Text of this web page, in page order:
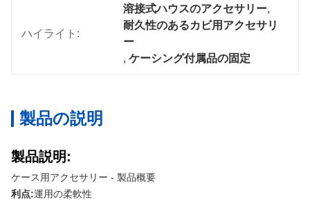
ハイライト:
溶接式ハウスのアクセサリー,
耐久性のあるカビ用アクセサリ
ー
, ケーシング付属品の固定
製品の説明
製品説明:
ケース用アクセサリー - 製品概要
利点:運用の柔軟性